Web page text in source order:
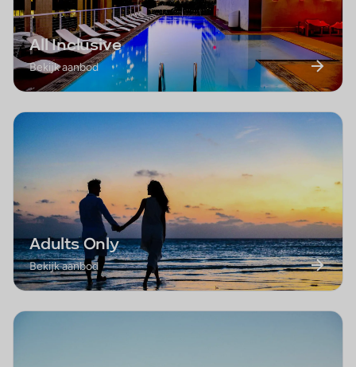
All Inclusive
Bekijk aanbod
Adults Only
Bekijk aanbod